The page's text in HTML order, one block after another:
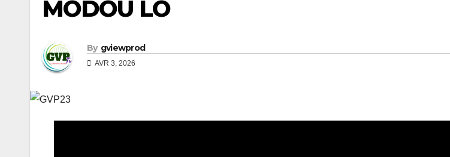
MODOU LO
By gviewprod
AVR 3, 2026